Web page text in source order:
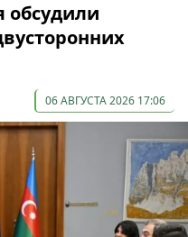
обсудили
06 АВГУСТА 2026 17:06